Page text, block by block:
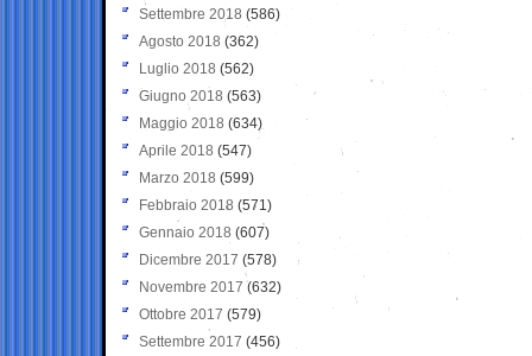
Settembre 2018 (586)
Agosto 2018 (362)
Luglio 2018 (562)
Giugno 2018 (563)
Maggio 2018 (634)
Aprile 2018 (547)
Marzo 2018 (599)
Febbraio 2018 (571)
Gennaio 2018 (607)
Dicembre 2017 (578)
Novembre 2017 (632)
Ottobre 2017 (579)
Settembre 2017 (456)